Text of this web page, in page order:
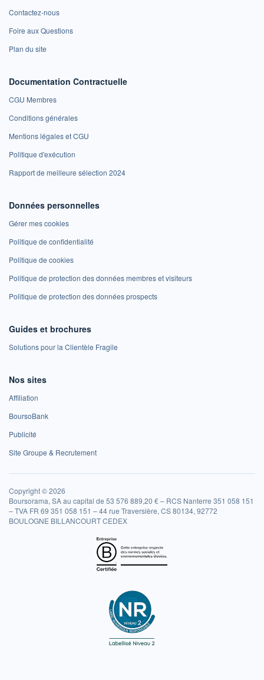
Contactez-nous
Foire aux Questions
Plan du site
Documentation Contractuelle
CGU Membres
Conditions générales
Mentions légales et CGU
Politique d'exécution
Rapport de meilleure sélection 2024
Données personnelles
Gérer mes cookies
Politique de confidentialité
Politique de cookies
Politique de protection des données membres et visiteurs
Politique de protection des données prospects
Guides et brochures
Solutions pour la Clientèle Fragile
Nos sites
Affiliation
BoursoBank
Publicité
Site Groupe & Recrutement
Copyright © 2026
Boursorama, SA au capital de 53 576 889,20 € – RCS Nanterre 351 058 151
– TVA FR 69 351 058 151 – 44 rue Traversière, CS 80134, 92772
BOULOGNE BILLANCOURT CEDEX